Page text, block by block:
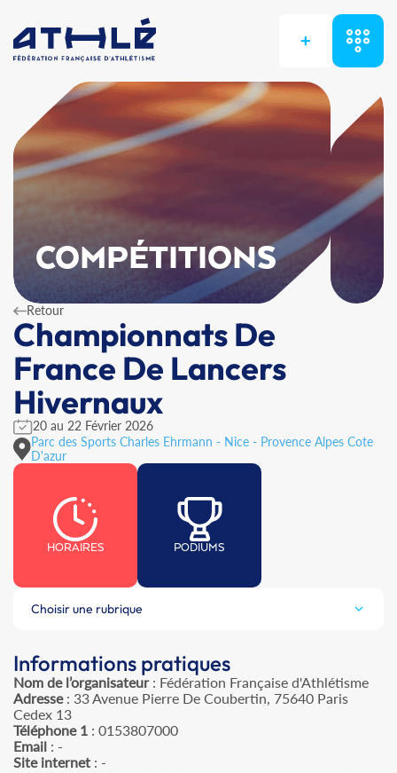
+
COMPÉTITIONS
Retour
Championnats De
France De Lancers
Hivernaux
20 au 22 Février 2026
Parc des Sports Charles Ehrmann - Nice - Provence Alpes Cote
D'azur
HORAIRES PODIUMS
Choisir une rubrique
Informations pratiques
Nom de l’organisateur: Fédération Française d'Athlétisme
Adresse: 33 Avenue Pierre De Coubertin, 75640 Paris
Cedex 13
Téléphone 1 : 0153807000
Email : -
Site internet : -